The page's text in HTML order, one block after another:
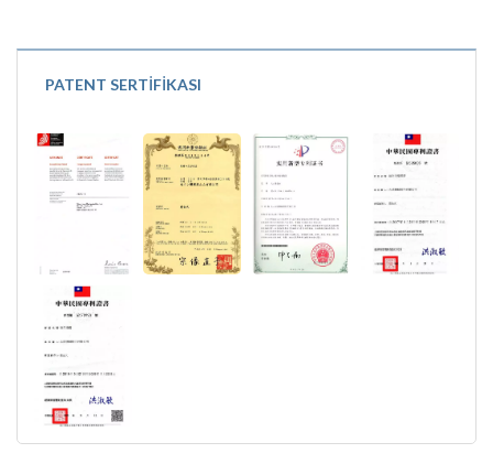
PATENT SERTIFIKASI